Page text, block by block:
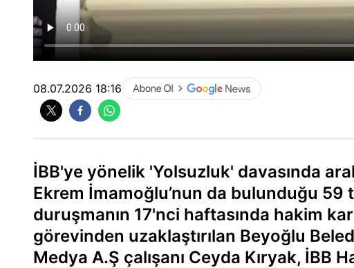
08.07.2026 18:16
İBB'ye yönelik 'Yolsuzluk' davasında
Ekrem İmamoğlu’nun da bulunduğu
duruşmanın 17'nci haftasında hakim
görevinden uzaklaştırılan Beyoğlu
Medya A.Ş çalışanı Ceyda Kıryak, İBB